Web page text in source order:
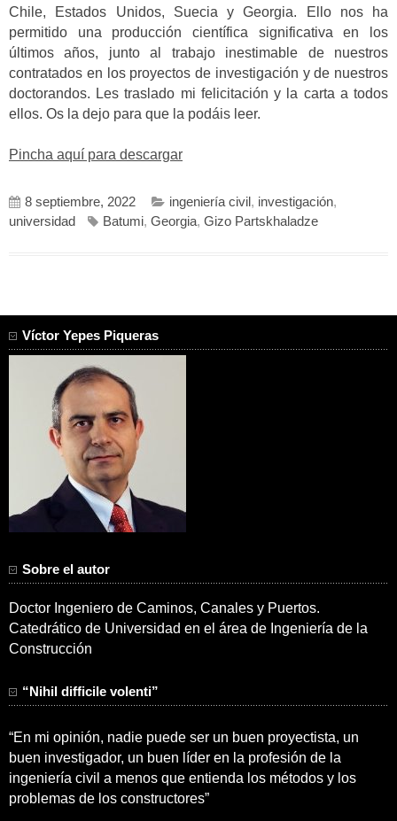
Chile, Estados Unidos, Suecia y Georgia. Ello nos ha
permitido una producción científica significativa en los
últimos años, junto al trabajo inestimable de nuestros
contratados en los proyectos de investigación y de nuestros
doctorandos. Les traslado mi felicitación y la carta a todos
ellos. Os la dejo para que la podáis leer.
Pincha aquí para descargar
8 septiembre, 2022 ingeniería civil, investigación,
universidad
Batumi, Georgia, Gizo Partskhaladze
Víctor Yepes Piqueras
Sobre el autor
Doctor Ingeniero de Caminos, Canales y Puertos.
Catedrático de Universidad en el área de Ingeniería de la
Construcción
“Nihil difficile volenti”
“En mi opinión, nadie puede ser un buen proyectista, un
buen investigador, un buen líder en la profesión de la
ingeniería civil a menos que entienda los métodos y los
problemas de los constructores”